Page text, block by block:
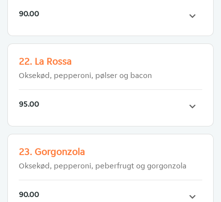
90.00
22. La Rossa
Oksekød, pepperoni, pølser og bacon
95.00
23. Gorgonzola
Oksekød, pepperoni, peberfrugt og gorgonzola
90.00